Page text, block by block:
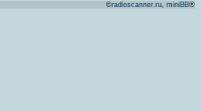
©radioscanner.ru, miniBB®